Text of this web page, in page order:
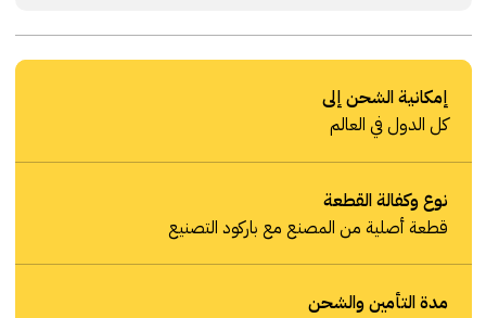
إمكانية الشحن إلى
كل الدول في العالم
نوع وكفالة القطعة
قطعة أصلية من المصنع مع باركود التصنيع
مدة التأمين والشحن